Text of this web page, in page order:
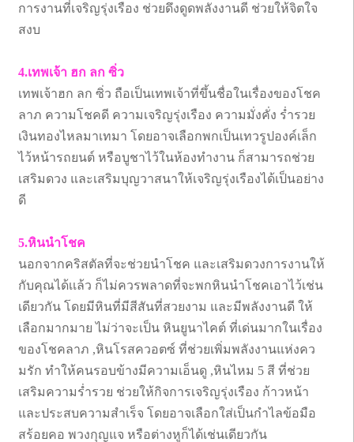
การงานที่เจริญรุ่งเรือง ช่วยดึงดูดพลังงานดี ช่วยให้จิตใจ
สงบ
4.เทพเจ้า ฮก ลก ซิ่ว
เทพเจ้าฮก ลก ซิ่ว ถือเป็นเทพเจ้าที่ขึ้นชื่อในเรื่องของโชค
ลาภ ความโชคดี ความเจริญรุ่งเรือง ความมั่งคั่ง ร่ำรวย
เงินทองไหลมาเทมา โดยอาจเลือกพกเป็นเทวรูปองค์เล็ก
ไว้หน้ารถยนต์ หรือบูชาไว้ในห้องทำงาน ก็สามารถช่วย
เสริมดวง และเสริมบุญวาสนาให้เจริญรุ่งเรืองได้เป็นอย่าง
ดี
5.หินนำโชค
นอกจากคริสตัลที่จะช่วยนำโชค และเสริมดวงการงานให้
กับคุณได้เเล้ว ก็ไม่ควรพลาดที่จะพกหินนำโชคเอาไว้เช่น
เดียวกัน โดยมีหินที่มีสีสันที่สวยงาม และมีพลังงานดี ให้
เลือกมากมาย ไม่ว่าจะเป็น หินยูนาไคต์ ที่เด่นมากในเรื่อง
ของโชคลาภ ,หินโรสควอตซ์ ที่ช่วยเพิ่มพลังงานแห่งคว
มรัก ทำให้คนรอบข้างมีความเอ็นดู ,หินไหม 5 สี ที่ช่วย
เสริมความร่ำรวย ช่วยให้กิจการเจริญรุ่งเรือง ก้าวหน้า
และประสบความสำเร็จ โดยอาจเลือกใส่เป็นกำไลข้อมือ
สร้อยคอ พวงกุญแจ หรือต่างหูก็ได้เช่นเดียวกัน